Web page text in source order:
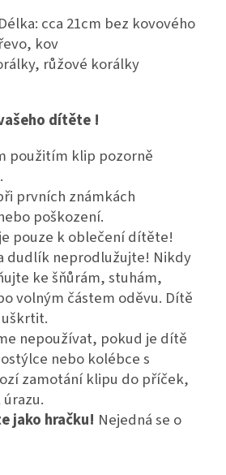
Délka: cca 21cm bez kovového
kov
růžové korálky
dítěte !
použitím klip pozorně
prvních známkách
poškození.
pouze k oblečení dítěte!
dudlík neprodlužujte! Nikdy
ke šňůrám, stuhám,
volným částem oděvu. Dítě
nepoužívat, pokud je dítě
nebo kolébce s
zamotání klipu do příček,
jako hračku! Nejedná se o